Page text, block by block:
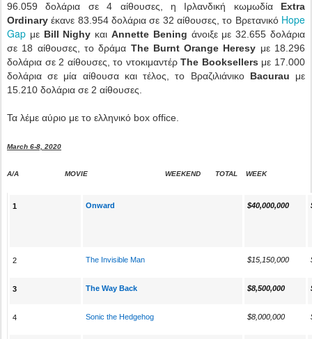
96.059 δολάρια σε 4 αίθουσες, η Ιρλανδική κωμωδία Extra
Ordinary έκανε 83.954 δολάρια σε 32 αίθουσες, το Βρετανικό Hope
Gap με Bill Nighy καιAnnette Bening άνοιξε με 32.655 δολάρια
σε 18 αίθουσες, το δράμα The Burnt Orange Heresy με 18.296
δολάρια σε 2 αίθουσες, το ντοκιμαντέρThe Booksellers με 17.000
δολάρια σε μία αίθουσα και τέλος, το Βραζιλιάνικο Bacurau με
15.210 δολάρια σε 2 αίθουσες.
Τα λέμε αύριο με το ελληνικό box office.
March 6-8, 2020
Α/Α MOVIE WEEKEND TOTAL WEEK
1 Onward $40,000,000
2 The Invisible Man $15,150,000
3 The Way Back $8,500,000
4 Sonic the Hedgehog $8,000,000